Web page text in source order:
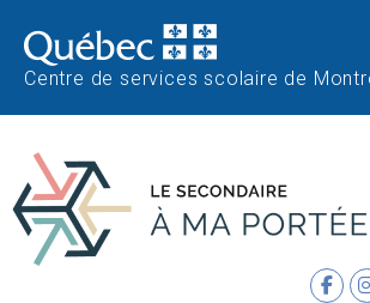
Centre de services scolaire de